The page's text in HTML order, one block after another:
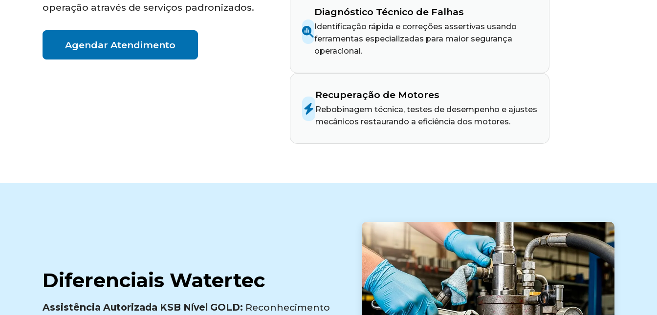
operação através de serviços padronizados.
Agendar Atendimento
Diagnóstico Técnico de Falhas
Identificação rápida e correções assertivas usando
ferramentas especializadas para maior segurança
operacional.
Recuperação de Motores
Rebobinagem técnica, testes de desempenho e ajustes
mecânicos restaurando a eficiência dos motores.
Diferenciais Watertec
Assistência Autorizada KSB Nível GOLD: Reconhecimento